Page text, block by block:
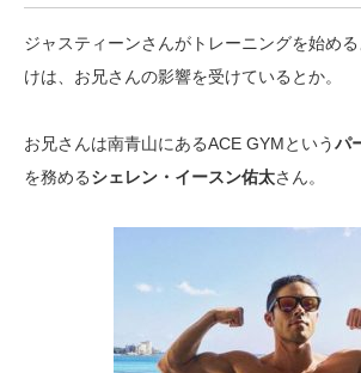
ジャスティーンさんがトレーニングを始め
けは、お兄さんの影響を受けているとか。
お兄さんは南青山にあるACE GYMというパ
を務めるシェレン・イースン佑太さん。